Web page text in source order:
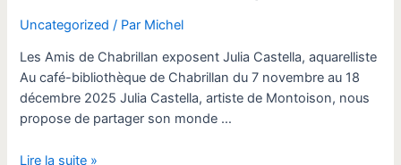
Uncategorized / Par Michel
Les Amis de Chabrillan exposent Julia Castella, aquarelliste
Au café-bibliothèque de Chabrillan du 7 novembre au 18
décembre 2025 Julia Castella, artiste de Montoison, nous
propose de partager son monde …
Julia
Lire la suite »